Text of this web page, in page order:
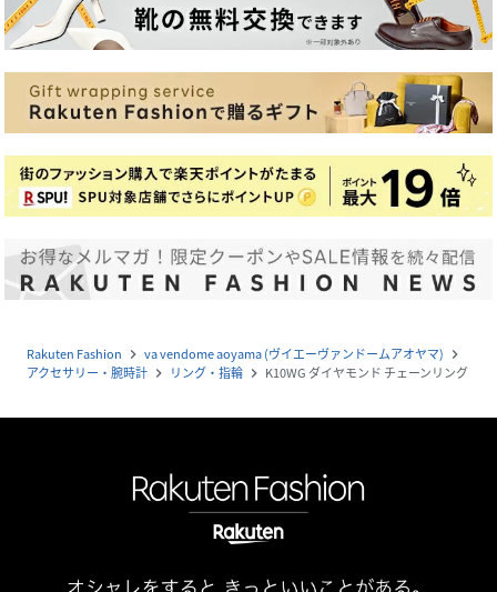
Rakuten Fashion navigate_next va vendome aoyama (ヴイエーヴァンドームアオヤマ) navigate_next
アクセサリー・腕時計 navigate_next リング・指輪 navigate_next K10WG ダイヤモンド チェーンリング